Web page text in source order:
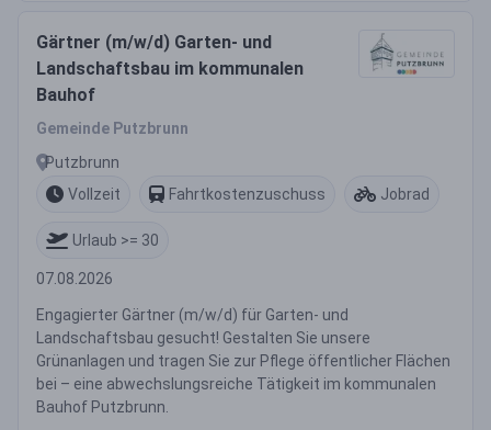
Gärtner (m/w/d) Garten- und
Landschaftsbau im kommunalen
Bauhof
Gemeinde Putzbrunn
Putzbrunn
Vollzeit
Fahrtkostenzuschuss Jobrad
Urlaub >= 30
07.08.2026
Engagierter Gärtner (m/w/d) für Garten- und
Landschaftsbau gesucht! Gestalten Sie unsere
Grünanlagen und tragen Sie zur Pflege öffentlicher Flächen
bei – eine abwechslungsreiche Tätigkeit im kommunalen
Bauhof Putzbrunn.